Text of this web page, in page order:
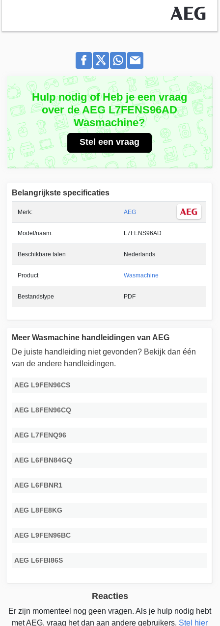
Hulp nodig of Heb je een vraag
over de AEG L7FENS96AD
Wasmachine?
Stel een vraag
Belangrijkste specificaties
Merk: AEG
Model/naam: L7FENS96AD
Beschikbare talen Nederlands
Product Wasmachine
Bestandstype PDF
Meer Wasmachine handleidingen van AEG
De juiste handleiding niet gevonden? Bekijk dan één
van de andere handleidingen.
AEG L9FEN96CS
AEG L8FEN96CQ
AEG L7FENQ96
AEG L6FBN84GQ
AEG L6FBNR1
AEG L8FE8KG
AEG L9FEN96BC
AEG L6FBI86S
Reacties
Er zijn momenteel nog geen vragen. Als je hulp nodig hebt
met AEG, vraag het dan aan andere gebruikers. Stel hier